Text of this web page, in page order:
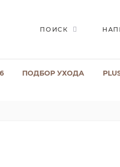
ПОИСК
ПОДБОР УХОДА